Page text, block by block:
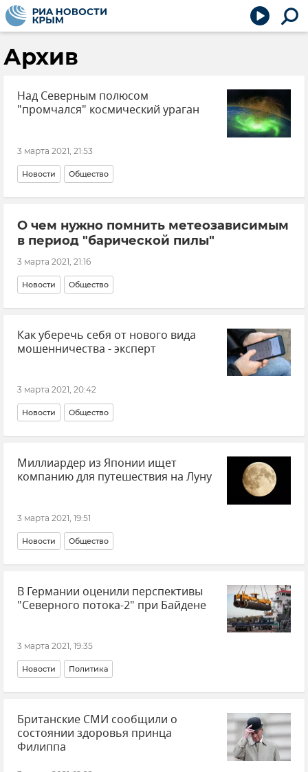
Архив
Над Северным полюсом
"промчался" космический ураган
3 марта 2021, 21:53
Новости Общество
О чем нужно помнить метеозависимым
в период "барической пилы"
3 марта 2021, 21:16
Новости Общество
Как уберечь себя от нового вида
мошенничества - эксперт
3 марта 2021, 20:42
Новости Общество
Миллиардер из Японии ищет
компанию для путешествия на Луну
3 марта 2021, 19:51
Новости Общество
В Германии оценили перспективы
"Северного потока-2" при Байдене
3 марта 2021, 19:35
Новости Политика
Британские СМИ сообщили о
состоянии здоровья принца
Филиппа